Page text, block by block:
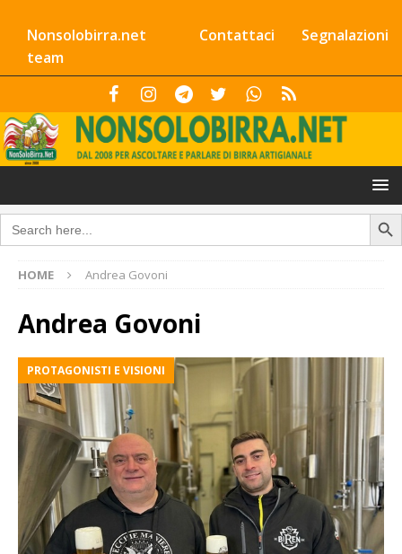
Nonsolobirra.net
team
Contattaci Segnalazioni
Search
for:
Search Button
HOME Andrea Govoni
Andrea Govoni
PROTAGONISTI E VISIONI